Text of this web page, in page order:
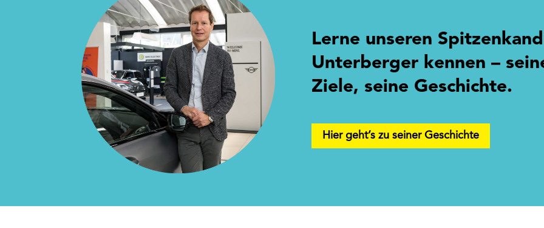
Lerne unseren
Unterberger kennen –
Ziele, seine Geschichte.
Hier geht’s zu seiner Geschichte